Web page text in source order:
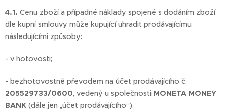
4.1. Cenu zboží a případné náklady spojené s dodáním zboží
dle kupní smlouvy může kupující uhradit prodávajícímu
následujícími způsoby:
- v hotovosti;
- bezhotovostně převodem na účet prodávajícího č.
205529733/0600, vedený u společnosti MONETA MONEY
BANK (dále jen „účet prodávajícího“).